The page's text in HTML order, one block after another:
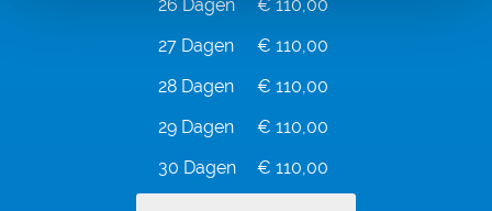
26 Dagen
€ 110,00
27 Dagen
€ 110,00
28 Dagen
€ 110,00
29 Dagen
€ 110,00
30 Dagen
€ 110,00